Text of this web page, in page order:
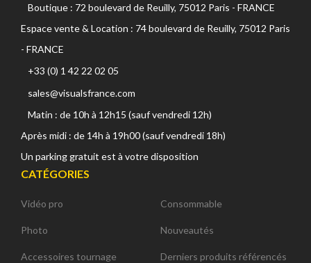
Boutique : 72 boulevard de Reuilly, 75012 Paris - FRANCE
Espace vente & Location : 74 boulevard de Reuilly, 75012 Paris
- FRANCE
+33 (0) 1 42 22 02 05
sales@visualsfrance.com
Matin : de 10h à 12h15 (sauf vendredi 12h)
Après midi : de 14h à 19h00 (sauf vendredi 18h)
Un parking gratuit est à votre disposition
CATÉGORIES
Vidéo pro
Photo
Accessoires tournage
Consommable
Nouveautés
Derniers produits référencés